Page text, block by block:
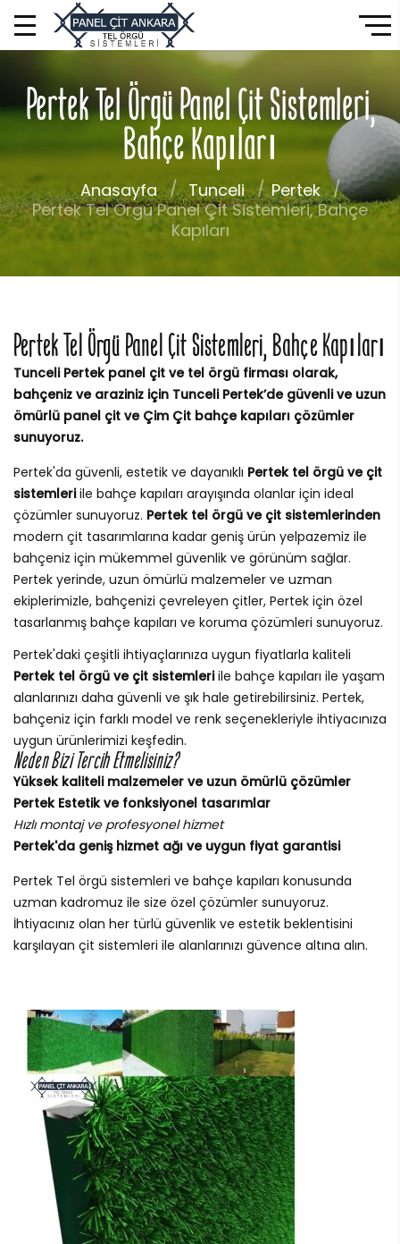
Pertek Tel Örgü Panel Çit Sistemleri,
Bahçe Kapıları
Anasayfa Tunceli
Pertek
Pertek Tel Örgü Panel Çit Sistemleri, Bahçe
Kapıları
Pertek Tel Örgü Panel Çit Sistemleri, Bahçe Kapıları
Tunceli Pertek panel çit ve tel örgü firması olarak,
bahçeniz ve araziniz için Tunceli Pertek’de güvenli ve uzun
ömürlü panel çit ve Çim Çit bahçe kapıları çözümler
sunuyoruz.
Pertek'da güvenli, estetik ve dayanıklı Pertek tel örgü ve çit
sistemleriile bahçe kapıları arayışında olanlar için ideal
çözümler sunuyoruz. Pertek tel örgü ve çit sistemlerinden
modern çit tasarımlarına kadar geniş ürün yelpazemiz ile
bahçeniz için mükemmel güvenlik ve görünüm sağlar.
Pertek yerinde, uzun ömürlü malzemeler ve uzman
ekiplerimizle, bahçenizi çevreleyen çitler, Pertek için özel
tasarlanmış bahçe kapıları ve koruma çözümleri sunuyoruz.
Pertek'daki çeşitli ihtiyaçlarınıza uygun fiyatlarla kaliteli
Pertek tel örgü ve çit sistemleriile bahçe kapıları ile yaşam
alanlarınızı daha güvenli ve şık hale getirebilirsiniz. Pertek,
bahçeniz için farklı model ve renk seçenekleriyle ihtiyacınıza
uygun ürünlerimizi keşfedin.
Neden Bizi Tercih Etmelisiniz?
Yüksek kaliteli malzemeler ve uzun ömürlü çözümler
Pertek Estetik ve fonksiyonel tasarımlar
Hızlı montaj ve profesyonel hizmet
Pertek'da geniş hizmet ağı ve uygun fiyat garantisi
Pertek Tel örgü sistemleri ve bahçe kapıları konusunda
uzman kadromuz ile size özel çözümler sunuyoruz.
İhtiyacınız olan her türlü güvenlik ve estetik beklentisini
karşılayan çit sistemleri ile alanlarınızı güvence altına alın.